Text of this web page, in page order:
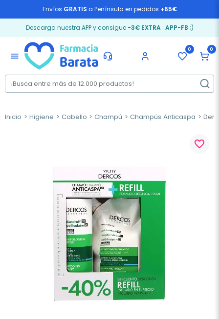
Envíos GRATIS a Península en pedidos +65€
Descarga nuestra APP y consigue -3€ EXTRA: APP-FB ;)
menu
0 0
Inicio Higiene Cabello Champú Champús Anticaspa
favorite_border